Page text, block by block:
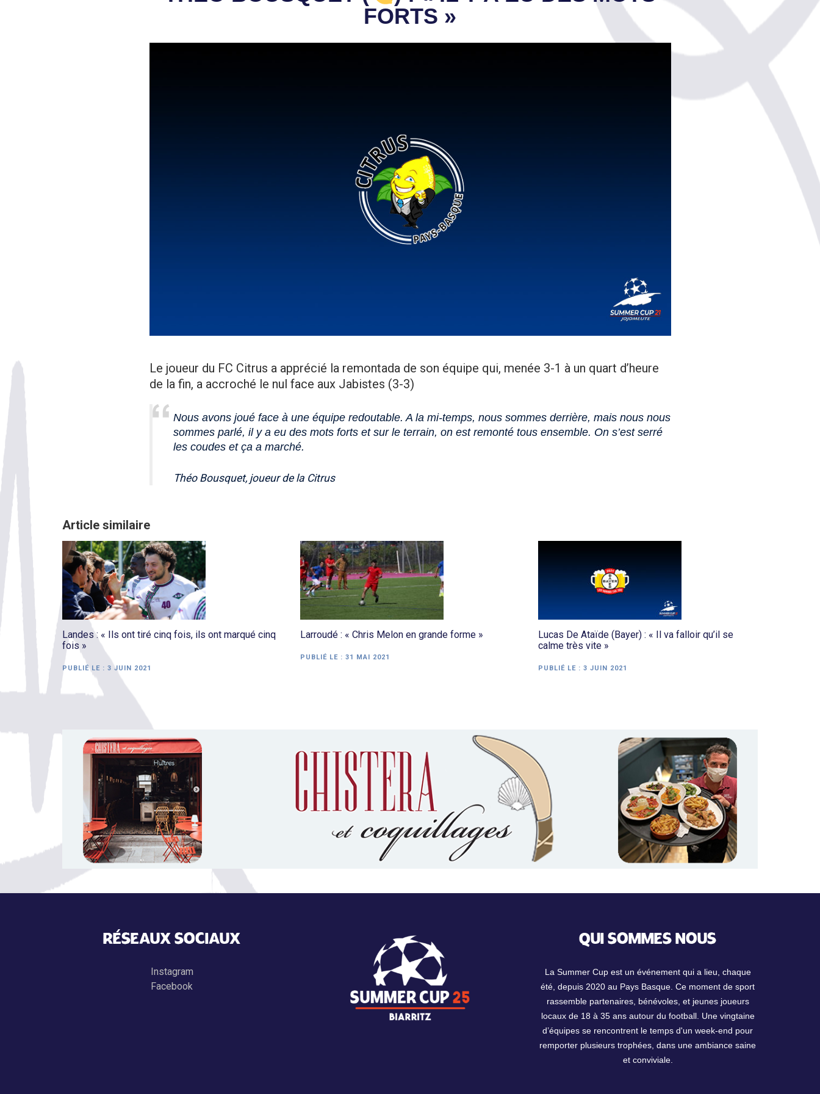
FORTS »
Le joueur du FC Citrus a apprécié la remontada de son équipe qui, menée 3-1 à un quart d’heure
de la fin, a accroché le nul face aux Jabistes (3-3)
Nous avons joué face à une équipe redoutable. A la mi-temps, nous sommes derrière, mais nous nous
sommes parlé, il y a eu des mots forts et sur le terrain, on est remonté tous ensemble. On s’est serré
les coudes et ça a marché.
Théo Bousquet, joueur de la Citrus
Article similaire
Landes : « Ils ont tiré cinq fois, ils ont marqué cinq
fois »
PUBLIÉ LE : 3 JUIN 2021
Larroudé : « Chris Melon en grande forme »
PUBLIÉ LE : 31 MAI 2021
Lucas De Ataïde (Bayer) : « Il va falloir qu’il se
calme très vite »
PUBLIÉ LE : 3 JUIN 2021
RÉSEAUX SOCIAUX
Instagram
Facebook
QUI SOMMES NOUS
La Summer Cup est un événement qui a lieu, chaque
été, depuis 2020 au Pays Basque. Ce moment de sport
rassemble partenaires, bénévoles, et jeunes joueurs
locaux de 18 à 35 ans autour du football. Une vingtaine
d’équipes se rencontrent le temps d'un week-end pour
remporter plusieurs trophées, dans une ambiance saine
et conviviale.